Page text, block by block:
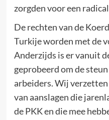
zorgden voor een
De rechten van de
Turkije worden met de
Anderzijds is er vanuit
geprobeerd om de
arbeiders. Wij
van aanslagen die
de PKK en die mee